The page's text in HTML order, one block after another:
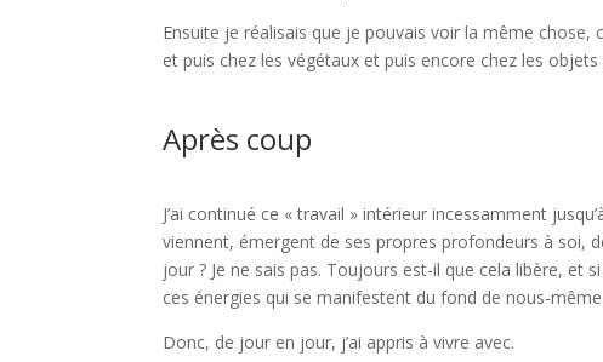
Ensuite je réalisais que je pouvais voir la même
et puis chez les végétaux et puis encore chez les objets
Après coup
J’ai continué ce « travail » intérieur incessamment
viennent, émergent de ses propres profondeurs à soi,
jour ? Je ne sais pas. Toujours est-il que cela libère,
ces énergies qui se manifestent du fond de nous-même.
Donc, de jour en jour, j’ai appris à vivre avec.